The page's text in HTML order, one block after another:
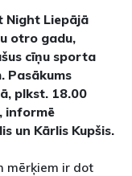
Night Liepājā
otro gadu,
cīņu sporta
Pasākums
plkst. 18.00
informē
un Kārlis Kupšis.
mērķiem ir dot